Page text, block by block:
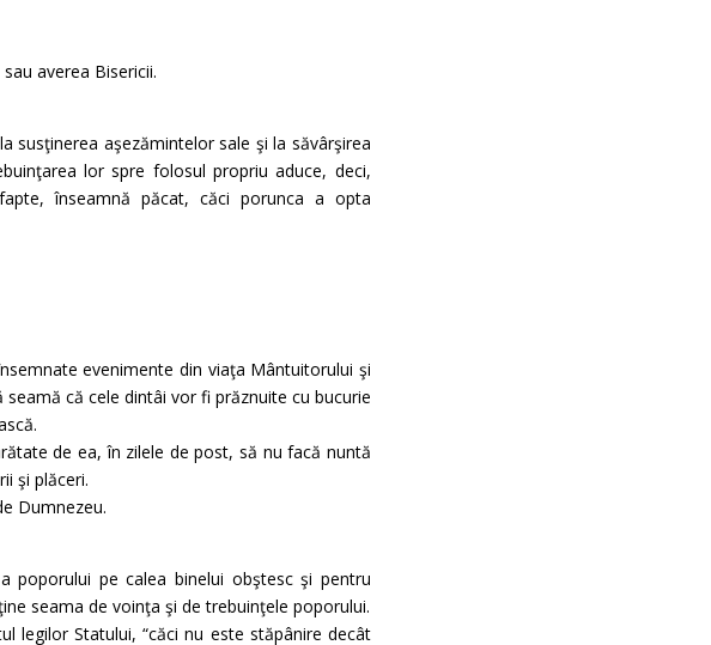
averea Bisericii.
susţinerea aşezămintelor sale şi la săvârşirea
lor spre folosul propriu aduce, deci,
înseamnă păcat, căci porunca a opta
evenimente din viaţa Mântuitorului şi
că cele dintâi vor fi prăznuite cu bucurie
de ea, în zilele de post, să nu facă nuntă
şi plăceri.
Dumnezeu.
poporului pe calea binelui obştesc şi pentru
seama de voinţa şi de trebuinţele poporului.
legilor Statului, “căci nu este stăpânire decât